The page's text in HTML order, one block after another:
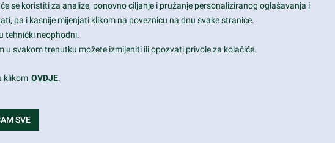
+1 650-253-0000
Daily: 9:00 am - 6:00 pm
se koristiti za analize, ponovno ciljanje i pružanje personaliziranog oglašavanja i
pa i kasnije mijenjati klikom na poveznicu na dnu svake stranice.
tehnički neophodni.
svakom trenutku možete izmijeniti ili opozvati privole za kolačiće.
klikom OVDJE.
SVE